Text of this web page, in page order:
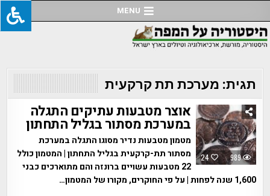
to
content
MENU
תגית: מערכת תת קרקעית
24 989
אוצר מטבעות עתיקים התגלה
במערכת מסתור בגליל התחתון
מטמון מטבעות נדיר מסוגו התגלה במערכת
מסתור תת-קרקעית בגליל התחתון | המטמון כולל
22 מטבעות עשויים ברונזה והם מתוארכים כבני
1,600 שנה לפחות | על פי החוקרים, מקורו של המטמון…